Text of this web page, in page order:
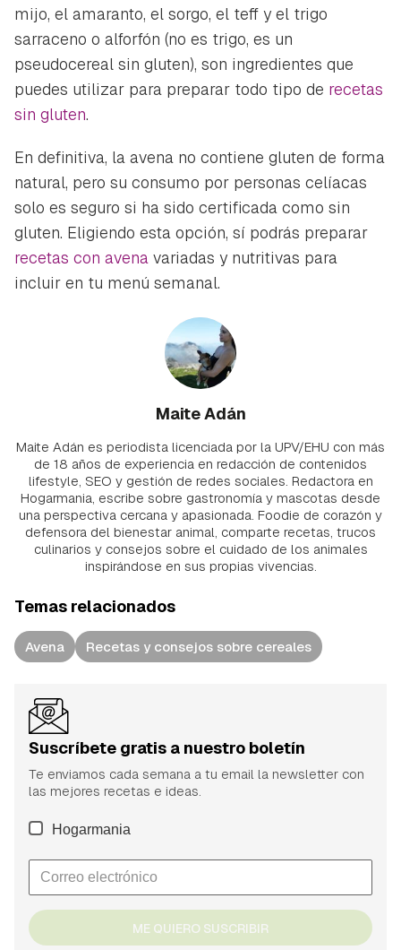
mijo, el amaranto, el sorgo, el teff y el trigo
sarraceno o alforfón (no es trigo, es un
pseudocereal sin gluten), son ingredientes que
puedes utilizar para preparar todo tipo de recetas
sin gluten.
En definitiva, la avena no contiene gluten de forma
natural, pero su consumo por personas celíacas
solo es seguro si ha sido certificada como sin
gluten. Eligiendo esta opción, sí podrás preparar
recetas con avena variadas y nutritivas para
incluir en tu menú semanal.
Maite Adán
Maite Adán es periodista licenciada por la UPV/EHU con más
de 18 años de experiencia en redacción de contenidos
lifestyle, SEO y gestión de redes sociales. Redactora en
Hogarmania, escribe sobre gastronomía y mascotas desde
una perspectiva cercana y apasionada. Foodie de corazón y
defensora del bienestar animal, comparte recetas, trucos
culinarios y consejos sobre el cuidado de los animales
inspirándose en sus propias vivencias.
Temas relacionados
Avena Recetas y consejos sobre cereales
Suscríbete gratis a nuestro boletín
Te enviamos cada semana a tu email la newsletter con
las mejores recetas e ideas.
Hogarmania
ME QUIERO SUSCRIBIR